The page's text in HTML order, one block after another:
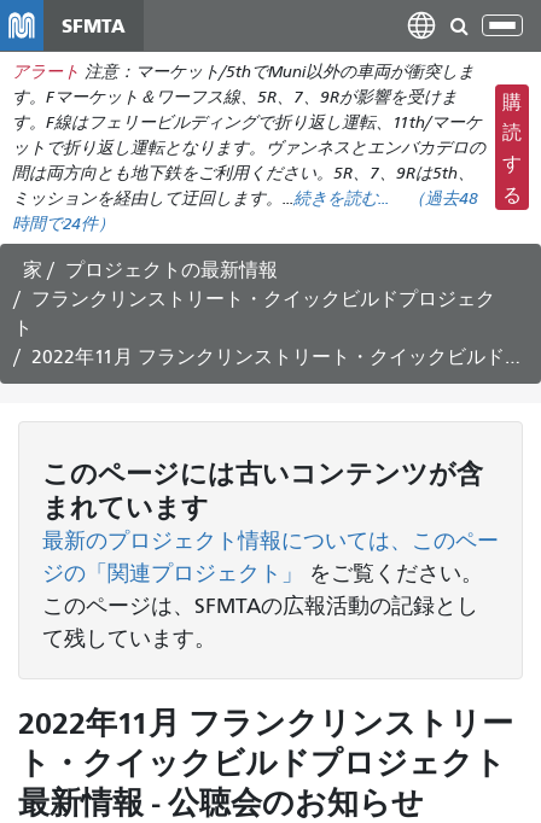
ン
コ
ン
テ
に
移
動
SFMTA
ナ
ゲ
ー
シ
ョ
ン
の
り
え
アラート 注意：マーケット/5thでMuni以外の車両が衝突しま
す。Fマーケット＆ワーフス線、5R、7、9Rが影響を受けま
す。F線はフェリービルディングで折り返し運転、11th/マーケ
ットで折り返し運転となります。ヴァンネスとエンバカデロの
間は両方向とも地下鉄をご利用ください。5R、7、9Rは5th、
ミッションを経由して迂回します。...続きを読む... （過去48
時間で24件）
購
読
す
る
家
プロジェクトの最新情報
フランクリンストリート・クイックビルドプロジェク
ト
2022年11月 フランクリンストリート・クイックビルドプロジェクト最新情報 - 公聴会のお知らせ
このページには古いコンテンツが含
まれています
最新のプロジェクト情報については、このペー
ジの「関連プロジェクト」
をご覧ください。
このページは、SFMTAの広報活動の記録とし
て残しています。
2022年11月 フランクリンストリー
ト・クイックビルドプロジェクト
最新情報 - 公聴会のお知らせ